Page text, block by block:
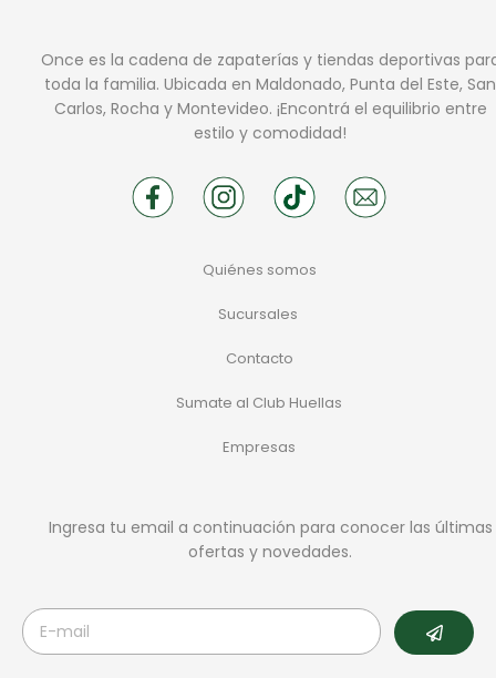
Once es la cadena de zapaterías y tiendas deportivas
toda la familia. Ubicada en Maldonado, Punta del Este, San
Carlos, Rocha y Montevideo. ¡Encontrá el equilibrio entre
estilo y comodidad!
Quiénes somos
Sucursales
Contacto
Sumate al Club Huellas
Empresas
Ingresa tu email a continuación para conocer las últimas
ofertas y novedades.